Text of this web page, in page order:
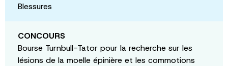
Blessures
CONCOURS
Bourse Turnbull-Tator pour la recherche sur les
lésions de la moelle épinière et les commotions